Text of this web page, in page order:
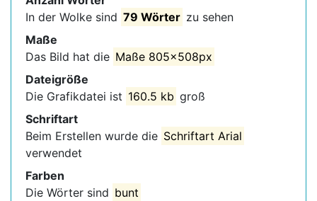
In der Wolke sind 79 Wörter zu sehen
Maße
Das Bild hat die Maße 805x508px
Dateigröße
Die Grafikdatei ist 160.5 kb groß
Schriftart
Beim Erstellen wurde die Schriftart Arial
verwendet
Farben
Die Wörter sind bunt